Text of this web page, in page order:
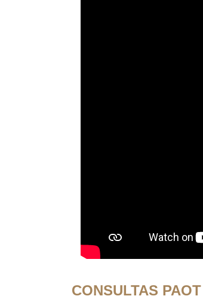
CONSULTAS PAOT